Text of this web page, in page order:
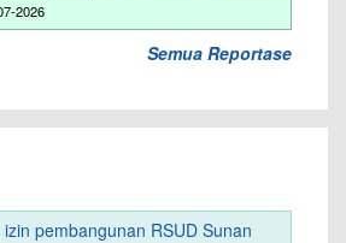
2026
Semua Reportase
pembangunan RSUD Sunan